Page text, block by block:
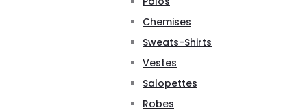
Chemises
Sweats-Shirts
Vestes
Salopettes
Robes